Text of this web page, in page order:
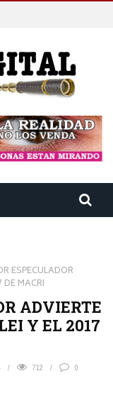
ESPECULADOR
DE MACRI
ADVIERTE
Y EL 2017
712 0